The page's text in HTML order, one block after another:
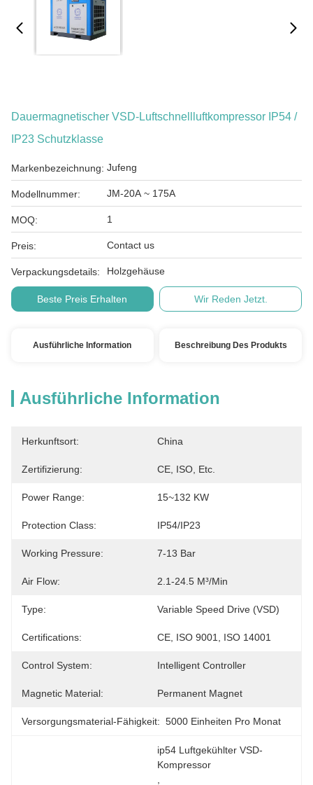
Dauermagnetischer VSD-Luftschnellluftkompressor IP54 /
IP23 Schutzklasse
Markenbezeichnung: Jufeng
Modellnummer: JM-20A ~ 175A
MOQ: 1
Preis: Contact us
Verpackungsdetails: Holzgehäuse
Beste Preis Erhalten Wir Reden Jetzt.
Ausführliche Information Beschreibung Des Produkts
Ausführliche Information
Herkunftsort: China
Zertifizierung: CE, ISO, Etc.
Power Range: 15~132 KW
Protection Class: IP54/IP23
Working Pressure: 7-13 Bar
Air Flow: 2.1-24.5 M³/min
Type: Variable Speed Drive (VSD)
Certifications: CE, ISO 9001, ISO 14001
Control System: Intelligent Controller
Magnetic Material: Permanent Magnet
Versorgungsmaterial-Fähigkeit: 5000 Einheiten Pro Monat
ip54 Luftgekühlter VSD-
Kompressor